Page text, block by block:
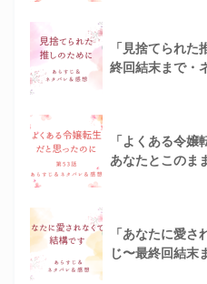
「見捨てられ
終回結末まで・
「よくある令嬢
あなたとこのま
「あなたに愛
じ〜最終回結末